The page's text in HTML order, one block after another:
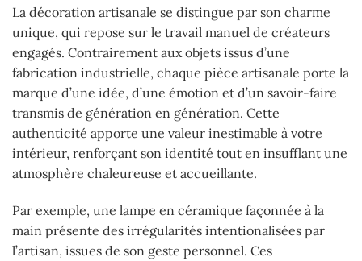
La décoration artisanale se distingue par son charme
unique, qui repose sur le travail manuel de créateurs
engagés. Contrairement aux objets issus d’une
fabrication industrielle, chaque pièce artisanale porte la
marque d’une idée, d’une émotion et d’un savoir-faire
transmis de génération en génération. Cette
authenticité apporte une valeur inestimable à votre
intérieur, renforçant son identité tout en insufflant une
atmosphère chaleureuse et accueillante.
Par exemple, une lampe en céramique façonnée à la
main présente des irrégularités intentionalisées par
l’artisan, issues de son geste personnel. Ces